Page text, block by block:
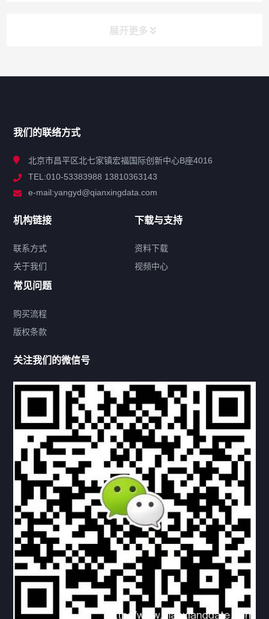
展开更多
解决方案
联系方式
热门标签
机构链接
联系方式 关于我们
下载与支持
资料下载 视频中心
常见问题
购买流程 版权条款
北京乾行捷通荣获阿里巴巴国际站多项年度荣誉，持续引
领ICT与AI行业发展
2025/12/22 524 新闻中心 信创服务器国产服务器
我们的联络方式
北京市昌平区北七家镇宏福国际创新中心B座4016
TEL:010-53383988 13810363143
e-mail:yangyd@qianxingdata.com
机构链接
联系方式
关于我们
下载与支持
资料下载
视频中心
常见问题
购买流程
版权条款
关注我们的微信号